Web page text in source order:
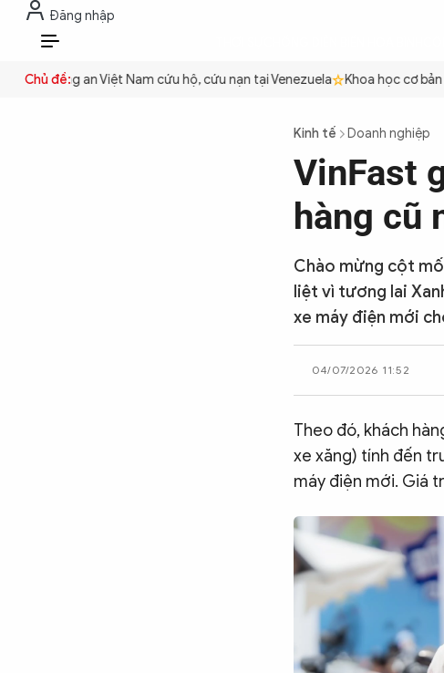
Đăng nhập
VI
Chủ đề:
Công an Việt Nam cứu hộ, cứu nạn tại Venezuela Khoa học cơ bản
Kinh tế Doanh nghiệp
VinFast
hàng cũ
Chào mừng cột
liệt vì tương lai
xe máy điện mới
04/07/2026 11:52
Theo đó, khách
xe xăng) tính đến
máy điện mới. Giá